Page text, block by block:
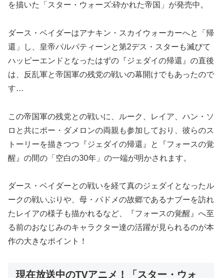
を描いた「スター・ウォーズ:砕かれた帝国」が発売中。
ダース・ベイダーはアナキン・スカイウォーカーへと「帰
還」し、皇帝パルパティーンと第2デス・スターも滅びて
ハッピーエンドとなったはずの『ジェダイの帰還』の直後
は、反乱軍と帝国軍の残党の戦いの幕開けでもあったので
す…
この帝国軍の残党との戦いに、ルーク、レイア、ハン・ソ
ロと共にポー・ダメロンの両親も参加しており、彼らのス
トーリーを描きつつ『ジェダイの帰還』と『フォースの覚
醒』の間の「空白の30年」の一端が明かされます。
ダース・ベイダーとの戦いを経て真のジェダイとなったル
ークの戦いぶりや、母・パドメの故郷であるナブーを訪れ
たレイアの様子も描かれるなど、『フォースの覚醒』へ至
る前のおなじみのキャラクター達の活躍が見られるのが本
作の大きなポイント！
現在放送中のTVアニメ！「スター・ウォ